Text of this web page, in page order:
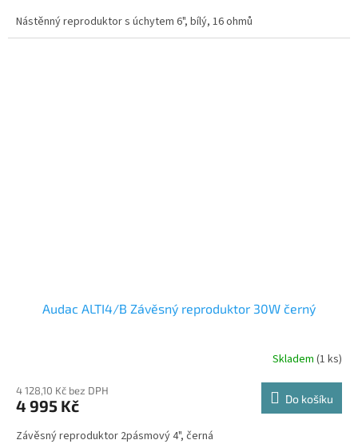
Nástěnný reproduktor s úchytem 6", bílý, 16 ohmů
Audac ALTI4/B Závěsný reproduktor 30W černý
Skladem (1 ks)
4 128,10 Kč bez DPH
4 995 Kč Do košíku
Závěsný reproduktor 2pásmový 4", černá